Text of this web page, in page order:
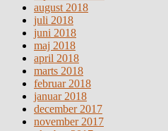
august 2018
juli 2018
juni 2018
maj 2018
april 2018
marts 2018
februar 2018
januar 2018
december 2017
november 2017